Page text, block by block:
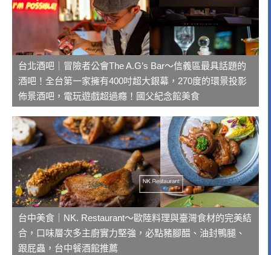
台北酒吧｜冒險者公會The A.G’s Bar～信義區最具話題的
酒吧！全台第一家擁有400吋超大銀幕，270度的環景投影
佈景酒吧，電玩遊戲超過癮！國父紀念館美食
台中美食｜NK. Restaurant～歐陸料理與臺灣食材的完美結
合，口味層次多主廚實力堅強，必點豬腳醋、油封鴨腿、
跟屁蟲，台中餐酒館推薦